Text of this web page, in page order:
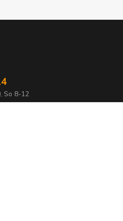
So 8-12